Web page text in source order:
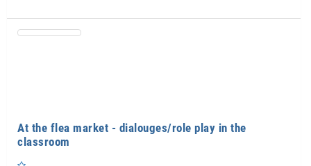
At the flea market - dialouges/role play in the
classroom